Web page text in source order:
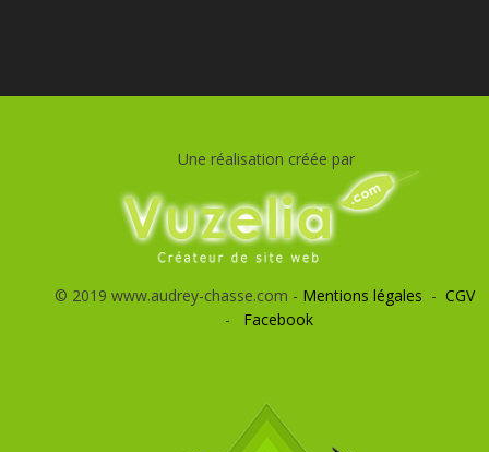
Une réalisation créée par
© 2019 www.audrey-chasse.com - Mentions légales - CGV
- Facebook